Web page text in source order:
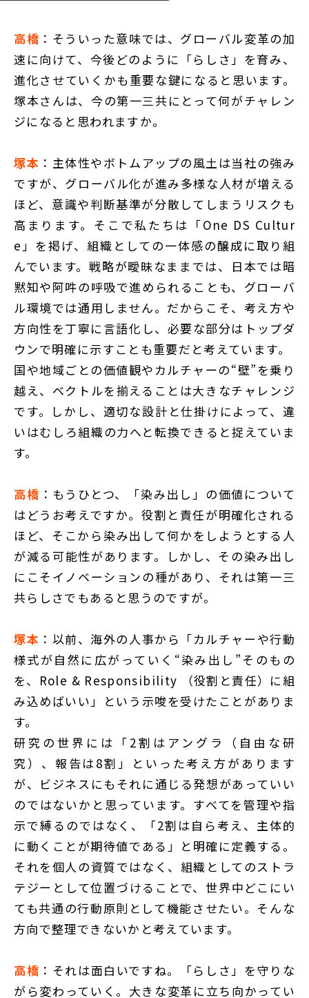
高橋 ：そういった意味では、グローバル変革の加
速に向けて、今後どのように「らしさ」を育み、
進化させていくかも重要な鍵になると思います。
塚本さんは、今の第一三共にとって何がチャレン
ジになると思われますか。
塚本 ：主体性やボトムアップの風土は当社の強み
ですが、グローバル化が進み多様な人材が増える
ほど、意識や判断基準が分散してしまうリスクも
高まります。そこで私たちは「One DS Cultur
e」を掲げ、組織としての一体感の醸成に取り組
んでいます。戦略が曖昧なままでは、日本では暗
黙知や阿吽の呼吸で進められることも、グローバ
ル環境では通用しません。だからこそ、考え方や
方向性を丁寧に言語化し、必要な部分はトップダ
ウンで明確に示すことも重要だと考えています。
国や地域ごとの価値観やカルチャーの“壁”を乗り
越え、ベクトルを揃えることは大きなチャレンジ
です。しかし、適切な設計と仕掛けによって、違
いはむしろ組織の力へと転換できると捉えていま
す。
高橋 ：もうひとつ、「染み出し」の価値について
はどうお考えですか。役割と責任が明確化される
ほど、そこから染み出して何かをしようとする人
が減る可能性があります。しかし、その染み出し
にこそイノベーションの種があり、それは第一三
共らしさでもあると思うのですが。
塚本 ：以前、海外の人事から「カルチャーや行動
様式が自然に広がっていく“染み出し”そのもの
を、Role & Responsibility （役割と責任）に組
み込めばいい」という示唆を受けたことがありま
す。
研究の世界には「2割はアングラ（自由な研
究）、報告は8割」といった考え方があります
が、ビジネスにもそれに通じる発想があっていい
のではないかと思っています。すべてを管理や指
示で縛るのではなく、「2割は自ら考え、主体的
に動くことが期待値である」と明確に定義する。
それを個人の資質ではなく、組織としてのストラ
テジーとして位置づけることで、世界中どこにい
ても共通の行動原則として機能させたい。そんな
方向で整理できないかと考えています。
高橋 ：それは面白いですね。「らしさ」を守りな
がら変わっていく。大きな変革に立ち向かってい